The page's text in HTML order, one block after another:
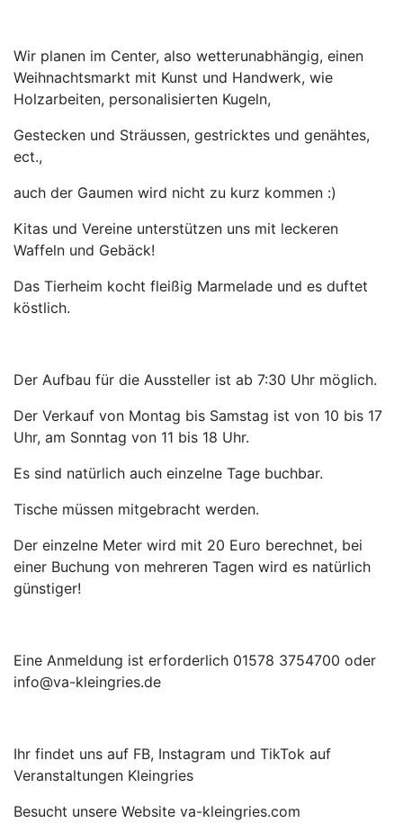
Wir planen im Center, also wetterunabhängig, einen
Weihnachtsmarkt mit Kunst und Handwerk, wie
Holzarbeiten, personalisierten Kugeln,
Gestecken und Sträussen, gestricktes und genähtes,
ect.,
auch der Gaumen wird nicht zu kurz kommen :)
Kitas und Vereine unterstützen uns mit leckeren
Waffeln und Gebäck!
Das Tierheim kocht fleißig Marmelade und es duftet
köstlich.
Der Aufbau für die Aussteller ist ab 7:30 Uhr möglich.
Der Verkauf von Montag bis Samstag ist von 10 bis 17
Uhr, am Sonntag von 11 bis 18 Uhr.
Es sind natürlich auch einzelne Tage buchbar.
Tische müssen mitgebracht werden.
Der einzelne Meter wird mit 20 Euro berechnet, bei
einer Buchung von mehreren Tagen wird es natürlich
günstiger!
Eine Anmeldung ist erforderlich 01578 3754700 oder
info@va-kleingries.de
Ihr findet uns auf FB, Instagram und TikTok auf
Veranstaltungen Kleingries
Besucht unsere Website va-kleingries.com